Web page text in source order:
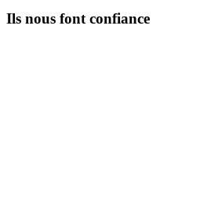
Ils nous font confiance